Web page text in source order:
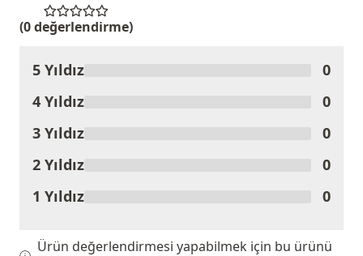
(0 değerlendirme)
Ürünü Değerlendir
5 Yıldız
0
4 Yıldız
0
3 Yıldız
0
2 Yıldız
0
1 Yıldız
0
Ürün değerlendirmesi yapabilmek için bu ürünü